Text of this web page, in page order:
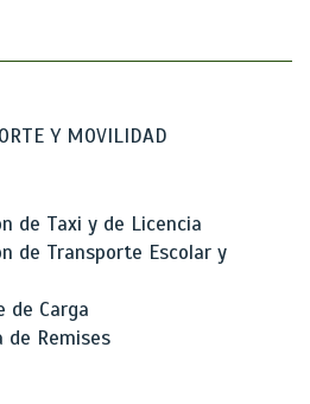
Y MOVILIDAD
de Taxi y de Licencia
de Transporte Escolar y
de Carga
de Remises